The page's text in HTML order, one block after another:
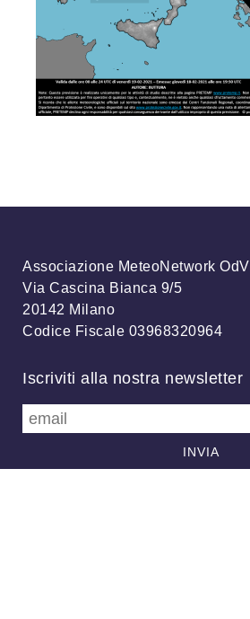
Associazione MeteoNetwork OdV
Via Cascina Bianca 9/5
20142 Milano
Codice Fiscale 03968320964
Iscriviti alla nostra newsletter